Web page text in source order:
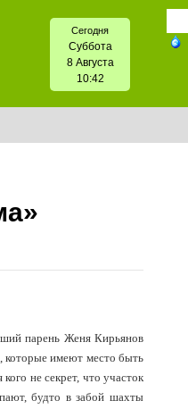
Сегодня
Суббота
8 Августа
10:42
парень Женя Кирьянов
которые имеют место быть
не секрет, что участок
будто в забой шахты